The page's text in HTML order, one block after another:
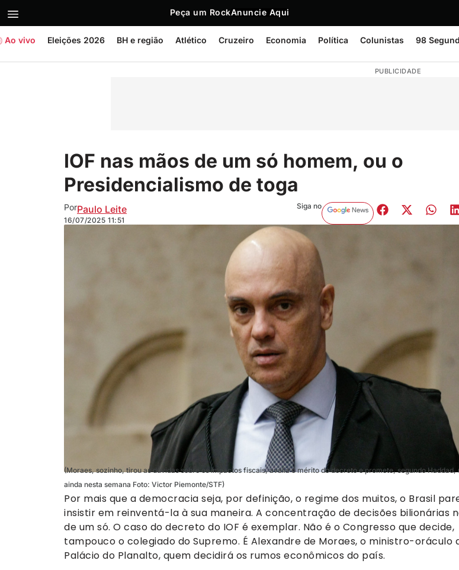
Peça um RockAnuncie Aqui
Ao vivo Eleições 2026 BH e região Atlético Cruzeiro Economia Política Colunistas 98
PUBLICIDADE
IOF nas mãos de um só homem, ou o
Presidencialismo de toga
PorPaulo Leite
16/07/2025 11:51
Siga no
(Moraes, sozinho, tirou as dúvidas sobre os impactos fiscais, avalia o mérito do decreto e promete, segundo Haddad,
ainda nesta semana Foto: Victor Piemonte/STF)
Por mais que a democracia seja, por definição, o regime dos muitos, o Brasil
insistir em reinventá-la à sua maneira. A concentração de decisões bilionárias
de um só. O caso do decreto do IOF é exemplar. Não é o Congresso que decide,
tampouco o colegiado do Supremo. É Alexandre de Moraes, o ministro-oráculo
Palácio do Planalto, quem decidirá os rumos econômicos do país.